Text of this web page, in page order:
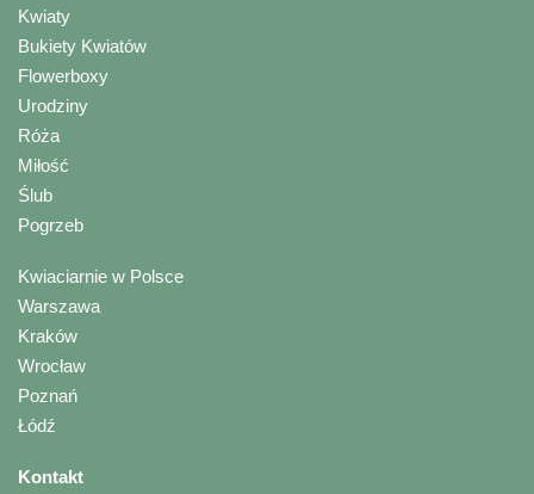
Kwiaty
Bukiety Kwiatów
Flowerboxy
Urodziny
Róża
Miłość
Ślub
Pogrzeb
Kwiaciarnie w Polsce
Warszawa
Kraków
Wrocław
Poznań
Łódź
Kontakt